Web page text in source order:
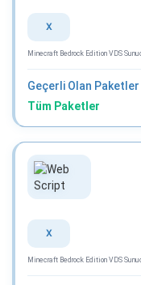
X
Minecraft Bedrock Edition VDS
Geçerli Olan Paketler
Tüm Paketler
X
Minecraft Bedrock Edition VDS